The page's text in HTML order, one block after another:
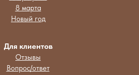
Для клиентов
Отзывы
Вопрос/ответ
8 марта
Новый год